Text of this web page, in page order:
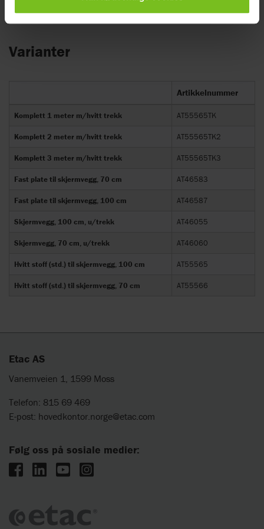
Varianter
Artikkelnummer
Komplett 1 meter m/hvitt trekk AT55565TK
Komplett 2 meter m/hvitt trekk AT55565TK2
Komplett 3 meter m/hvitt trekk AT55565TK3
Fast plate til skjermvegg, 70 cm AT46583
Fast plate til skjermvegg, 100 cm AT46587
Skjermvegg, 100 cm, u/trekk AT46055
Skjermvegg, 70 cm, u/trekk AT46060
Hvitt stoff (std.) til skjermvegg, 100 cm AT55565
Hvitt stoff (std.) til skjermvegg, 70 cm AT55566
Etac AS
Vanemveien 1, 1599 Moss
Telefon: 815 69 469
E-post: hovedkontor.norge@etac.com
Følg oss på sosiale medier: